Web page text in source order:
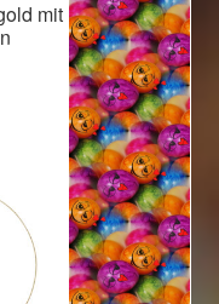
mit